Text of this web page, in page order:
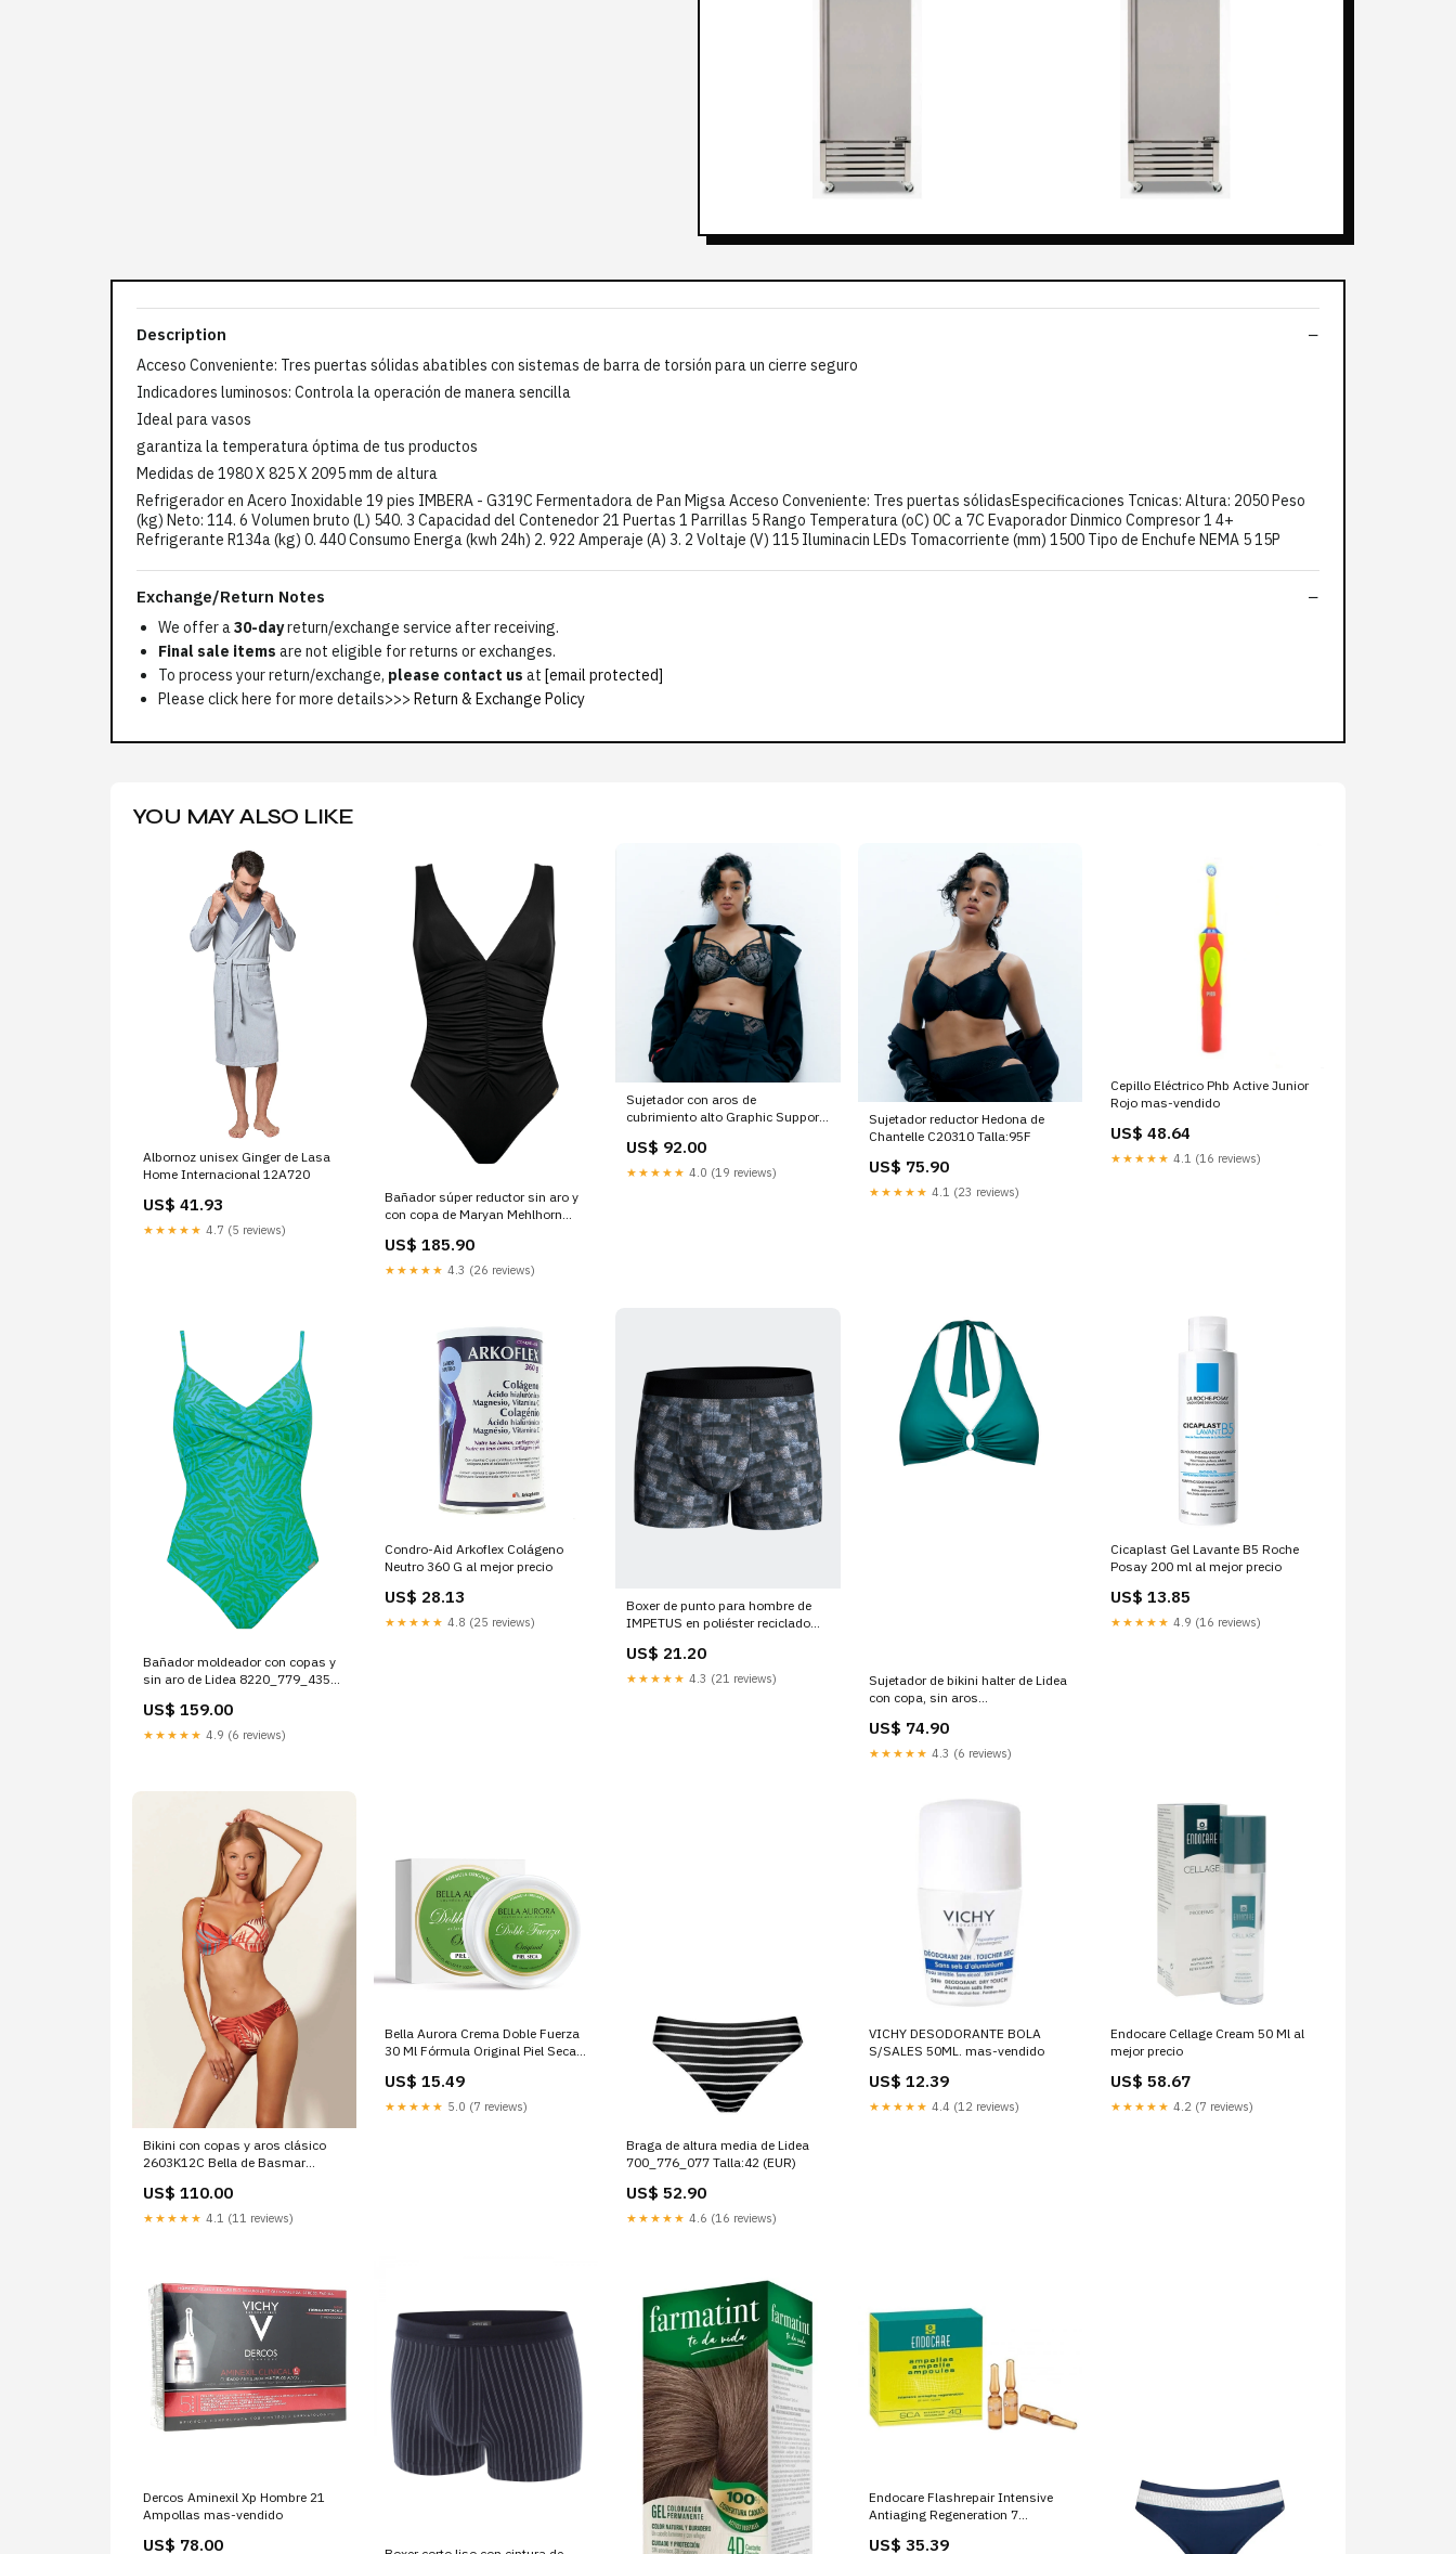
Description
Acceso Conveniente: Tres puertas sólidas abatibles con sistemas de barra de torsión para un cierre seguro
Indicadores luminosos: Controla la operación de manera sencilla
Ideal para vasos
garantiza la temperatura óptima de tus productos
Medidas de 1980 X 825 X 2095 mm de altura
Refrigerador en Acero Inoxidable 19 pies IMBERA - G319C Fermentadora de Pan Migsa Acceso Conveniente: Tres puertas sólidasEspecificaciones Tcnicas: Altura: 2050 Peso
(kg) Neto: 114. 6 Volumen bruto (L) 540. 3 Capacidad del Contenedor 21 Puertas 1 Parrillas 5 Rango Temperatura (oC) 0C a 7C Evaporador Dinmico Compresor 1 4+
Refrigerante R134a (kg) 0. 440 Consumo Energa (kwh 24h) 2. 922 Amperaje (A) 3. 2 Voltaje (V) 115 Iluminacin LEDs Tomacorriente (mm) 1500 Tipo de Enchufe NEMA 5 15P
Exchange/Return Notes
We offer a30-dayreturn/exchange service after receiving.
Final sale items are not eligible for returns or exchanges.
To process your return/exchange, please contact us at [email protected]
Please click here for more details>>> Return & Exchange Policy
YOU MAY ALSO LIKE
Albornoz unisex Ginger de Lasa
Home Internacional 12A720
US$ 41.93
★★★★★ 4.7 (5 reviews)
Bañador súper reductor sin aro y
con copa de Maryan Mehlhorn
US$ 185.90
★★★★★ 4.3 (26 reviews)
Sujetador con aros de
cubrimiento alto Graphic Support
US$ 92.00
★★★★★ 4.0 (19 reviews)
Sujetador reductor Hedona de
Chantelle C20310 Talla:95F
US$ 75.90
★★★★★ 4.1 (23 reviews)
Cepillo Eléctrico Phb Active Junior
Rojo mas-vendido
US$ 48.64
★★★★★ 4.1 (16 reviews)
Bañador moldeador con copas y
sin aro de Lidea 8220_779_435
US$ 159.00
★★★★★ 4.9 (6 reviews)
Condro-Aid Arkoflex Colágeno
Neutro 360 G al mejor precio
US$ 28.13
★★★★★ 4.8 (25 reviews)
Boxer de punto para hombre de
IMPETUS en poliéster reciclado
US$ 21.20
★★★★★ 4.3 (21 reviews)
Sujetador de bikini halter de Lidea
con copa, sin aros
US$ 74.90
★★★★★ 4.3 (6 reviews)
Cicaplast Gel Lavante B5 Roche
Posay 200 ml al mejor precio
US$ 13.85
★★★★★ 4.9 (16 reviews)
Bikini con copas y aros clásico
2603K12C Bella de Basmar
US$ 110.00
★★★★★ 4.1 (11 reviews)
Bella Aurora Crema Doble Fuerza
30 Ml Fórmula Original Piel Seca
US$ 15.49
★★★★★ 5.0 (7 reviews)
Braga de altura media de Lidea
700_776_077 Talla:42 (EUR)
US$ 52.90
★★★★★ 4.6 (16 reviews)
VICHY DESODORANTE BOLA
S/SALES 50ML. mas-vendido
US$ 12.39
★★★★★ 4.4 (12 reviews)
Endocare Cellage Cream 50 Ml al
mejor precio
US$ 58.67
★★★★★ 4.2 (7 reviews)
Dercos Aminexil Xp Hombre 21
Ampollas mas-vendido
US$ 78.00
Endocare Flashrepair Intensive
Antiaging Regeneration 7
US$ 35.39